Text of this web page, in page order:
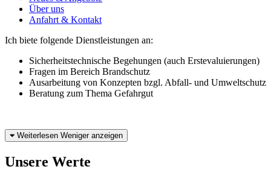
Über uns
Anfahrt & Kontakt
Ich biete folgende Dienstleistungen an:
Sicherheitstechnische Begehungen (auch Erstevaluierungen)
Fragen im Bereich Brandschutz
Ausarbeitung von Konzepten bzgl. Abfall- und Umweltschutz
Beratung zum Thema Gefahrgut
Weiterlesen Weniger anzeigen
Unsere Werte